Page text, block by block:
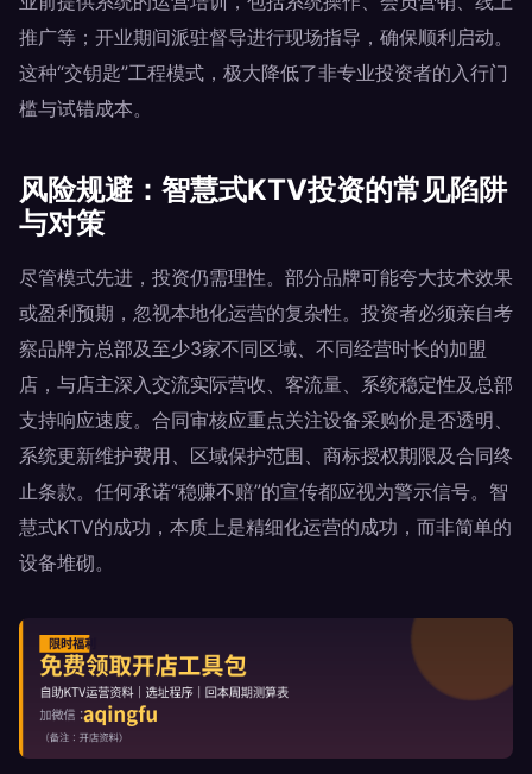
推广等；开业期间派驻督导进行现场指导，确保顺利启动。
这种“交钥匙”工程模式，极大降低了非专业投资者的入行门
槛与试错成本。
风险规避：智慧式KTV投资的常见陷阱
与对策
尽管模式先进，投资仍需理性。部分品牌可能夸大技术效果
或盈利预期，忽视本地化运营的复杂性。投资者必须亲自考
察品牌方总部及至少3家不同区域、不同经营时长的加盟
店，与店主深入交流实际营收、客流量、系统稳定性及总部
支持响应速度。合同审核应重点关注设备采购价是否透明、
系统更新维护费用、区域保护范围、商标授权期限及合同终
止条款。任何承诺“稳赚不赔”的宣传都应视为警示信号。智
慧式KTV的成功，本质上是精细化运营的成功，而非简单的
设备堆砌。